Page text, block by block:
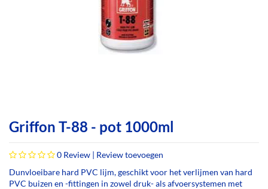
Griffon T-88 - pot 1000ml
0 Review | Review toevoegen
Dunvloeibare hard PVC lijm, geschikt voor het verlijmen van hard
PVC buizen en -fittingen in zowel druk- als afvoersystemen met